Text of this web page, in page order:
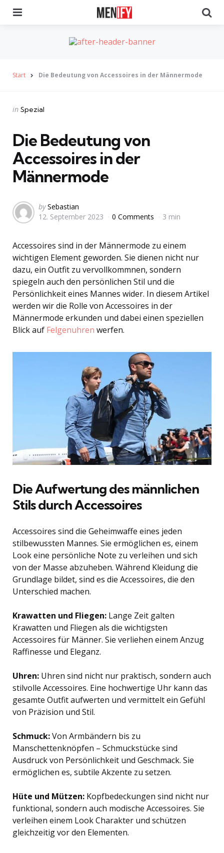
Start Die Bedeutung von Accessoires in der Männermode
Categories
Posted
in Spezial
Die Bedeutung von
Accessoires in der
Männermode
Posted
by
by Sebastian
12. September 2023
0 Comments 3 min
Accessoires sind in der Männermode zu einem
wichtigen Element geworden. Sie dienen nicht nur
dazu, ein Outfit zu vervollkommnen, sondern
spiegeln auch den persönlichen Stil und die
Persönlichkeit eines Mannes wider. In diesem Artikel
werden wir die Rolle von Accessoires in der
Männermode erkunden und dabei einen speziellen
Blick auf Felgenuhren werfen.
Die Aufwertung des männlichen
Stils durch Accessoires
Accessoires sind die Geheimwaffe eines jeden
stilbewussten Mannes. Sie ermöglichen es, einem
Look eine persönliche Note zu verleihen und sich
von der Masse abzuheben. Während Kleidung die
Grundlage bildet, sind es die Accessoires, die den
Unterschied machen.
Krawatten und Fliegen: Lange Zeit galten
Krawatten und Fliegen als die wichtigsten
Accessoires für Männer. Sie verliehen einem Anzug
Raffinesse und Eleganz.
Uhren: Uhren sind nicht nur praktisch, sondern auch
stilvolle Accessoires. Eine hochwertige Uhr kann das
gesamte Outfit aufwerten und vermittelt ein Gefühl
von Präzision und Stil.
Schmuck:Von Armbändern bis zu
Manschettenknöpfen – Schmuckstücke sind
Ausdruck von Persönlichkeit und Geschmack. Sie
ermöglichen es, subtile Akzente zu setzen.
Hüte und Mützen: Kopfbedeckungen sind nicht nur
funktional, sondern auch modische Accessoires. Sie
verleihen einem Look Charakter und schützen
gleichzeitig vor den Elementen.